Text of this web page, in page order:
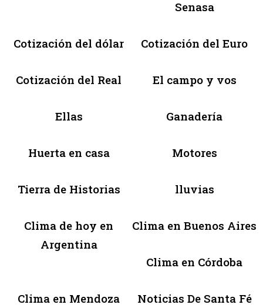
Senasa
Cotización del dólar Cotización del Euro
Cotización del Real El campo y vos
Ellas Ganadería
Huerta en casa Motores
Tierra de Historias lluvias
Clima de hoy en
Argentina
Clima en Buenos Aires
Clima en Córdoba
Clima en Mendoza Noticias De Santa Fé